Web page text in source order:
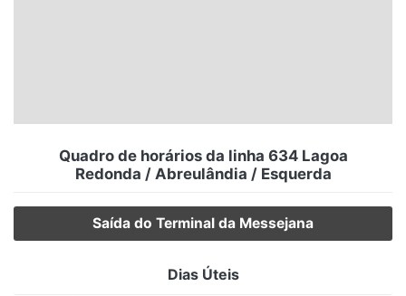
Quadro de horários da linha 634 Lagoa
Redonda / Abreulândia / Esquerda
Saída do Terminal da Messejana
Dias Úteis